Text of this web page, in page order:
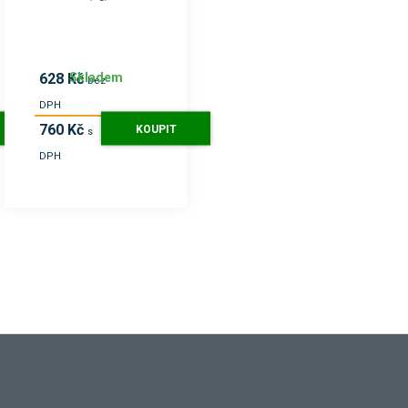
628 Kčbez
DPH
760 Kč s
DPH
Skladem
KOUPIT